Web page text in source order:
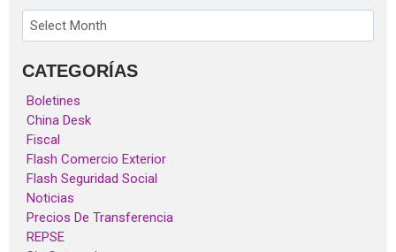
CATEGORÍAS
Boletines
China Desk
Fiscal
Flash Comercio Exterior
Flash Seguridad Social
Noticias
Precios De Transferencia
REPSE